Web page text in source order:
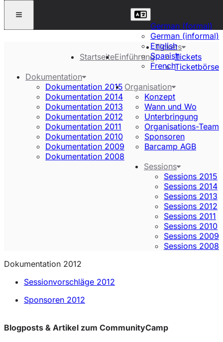
German (formal)
German (informal)
English
Spanish
French
StartseiteEinführung
Tickets
Tickets
Ticketbörse
Dokumentation
Dokumentation 2015
Dokumentation 2014
Dokumentation 2013
Dokumentation 2012
Dokumentation 2011
Dokumentation 2010
Dokumentation 2009
Dokumentation 2008
Organisation
Konzept
Wann und Wo
Unterbringung
Organisations-Team
Sponsoren
Barcamp AGB
Sessions
Sessions 2015
Sessions 2014
Sessions 2013
Sessions 2012
Sessions 2011
Sessions 2010
Sessions 2009
Sessions 2008
Dokumentation 2012
Sessionvorschläge 2012
Sponsoren 2012
Blogposts & Artikel zum CommunityCamp